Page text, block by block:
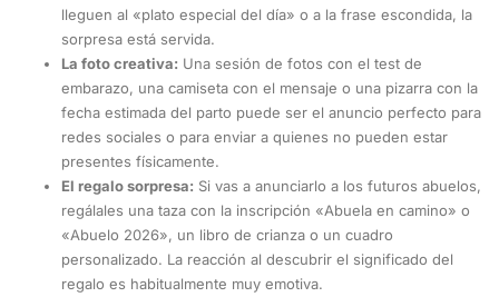
lleguen al «plato especial del día» o a la frase escondida, la
sorpresa está servida.
La foto creativa: Una sesión de fotos con el test de
embarazo, una camiseta con el mensaje o una pizarra con la
fecha estimada del parto puede ser el anuncio perfecto para
redes sociales o para enviar a quienes no pueden estar
presentes físicamente.
El regalo sorpresa: Si vas a anunciarlo a los futuros abuelos,
regálales una taza con la inscripción «Abuela en camino» o
«Abuelo 2026», un libro de crianza o un cuadro
personalizado. La reacción al descubrir el significado del
regalo es habitualmente muy emotiva.